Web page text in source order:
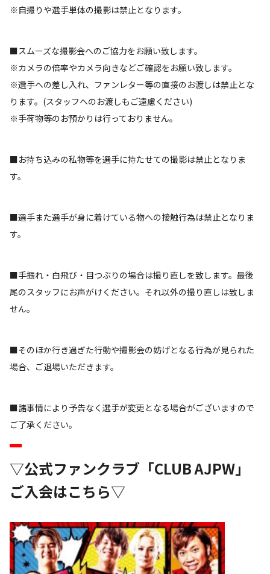
※自撮りや選手単体の撮影は禁止となります。
■スムーズな撮影会へのご協力をお願い致します。
※カメラの倍率やカメラ向きなどご確認をお願い致します。
※選手への差し入れ、ファンレター等の直接のお渡しは禁止とな
ります。(スタッフへのお渡しもご遠慮ください)
※手荷物等のお預かりは行っておりません。
■お持ち込みの私物等を選手に持たせての撮影は禁止となりま
す。
■選手また選手が身に着けている物への接触行為は禁止となりま
す。
■手振れ・白飛び・目つぶりの場合は撮り直しを致します。最後
尾のスタッフにお声がけください。それ以外の撮り直しは致しま
せん。
■そのほか行き過ぎた行動や撮影会の妨げとなる行為が見られた
場合、ご退場いただきます。
■諸事情により予告なく選手が変更となる場合がございますので
ご了承ください。
▽公式ファンクラブ「CLUB AJPW」
ご入会はこちら▽